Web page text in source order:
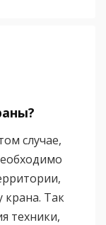
случае,
крана. Так
техники,